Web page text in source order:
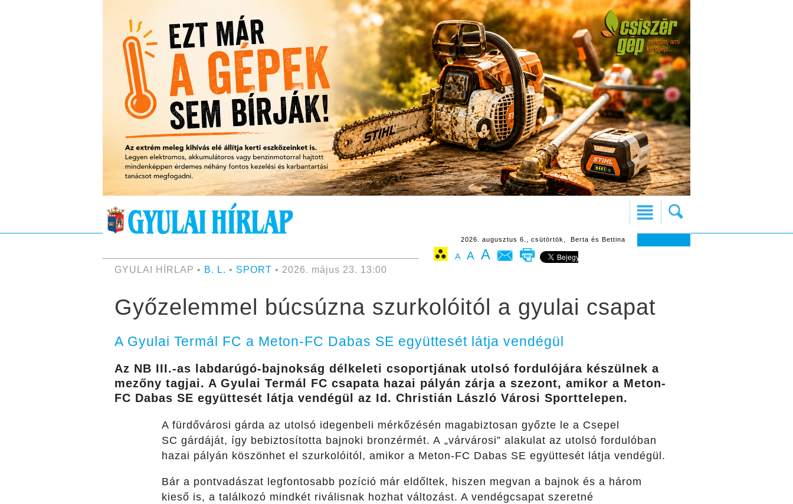
2026. augusztus 6., csütörtök, Berta és Bettina
A A A
GYULAI HÍRLAP • B. L. • SPORT • 2026. május 23. 13:00
Győzelemmel búcsúzna szurkolóitól a gyulai csapat
A Gyulai Termál FC a Meton-FC Dabas SE együttesét látja vendégül
Az NB III.-as labdarúgó-bajnokság délkeleti csoportjának utolsó fordulójára készülnek a
mezőny tagjai. A Gyulai Termál FC csapata hazai pályán zárja a szezont, amikor a Meton-
FC Dabas SE együttesét látja vendégül az Id. Christián László Városi Sporttelepen.
A fürdővárosi gárda az utolsó idegenbeli mérkőzésén magabiztosan győzte le a Csepel
SC gárdáját, így bebiztosította bajnoki bronzérmét. A „várvárosi” alakulat az utolsó fordulóban
hazai pályán köszönhet el szurkolóitól, amikor a Meton-FC Dabas SE együttesét látja vendégül.
Bár a pontvadászat legfontosabb pozíció már eldőltek, hiszen megvan a bajnok és a három
kieső is, a találkozó mindkét riválisnak hozhat változást. A vendégcsapat szeretné